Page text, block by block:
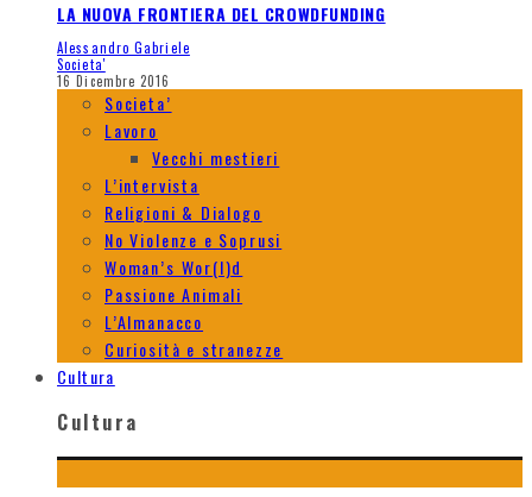
LA NUOVA FRONTIERA DEL CROWDFUNDING
Alessandro Gabriele
Societa'
16 Dicembre 2016
Societa’
Lavoro
Vecchi mestieri
L’intervista
Religioni & Dialogo
No Violenze e Soprusi
Woman’s Wor(l)d
Passione Animali
L’Almanacco
Curiosità e stranezze
Cultura
Cultura